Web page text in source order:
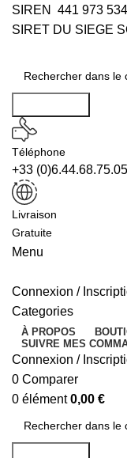
SIREN 441 973 534
SIRET DU SIEGE
Téléphone
+33 (0)6.44.68.75.05
Livraison
Gratuite
Menu
Connexion /
Categories
À PROPOS
SUIVRE MES
Connexion /
0 Comparer
0 élément 0,00 €